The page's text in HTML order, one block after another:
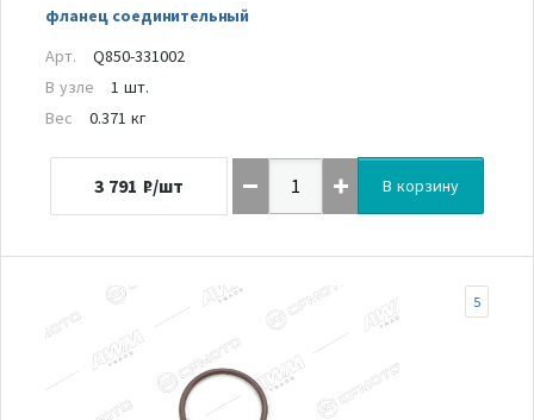
фланец соединительный
Арт.
Q850-331002
В узле
1 шт.
Вес
0.371 кг
3 791 ₽/шт В корзину
5